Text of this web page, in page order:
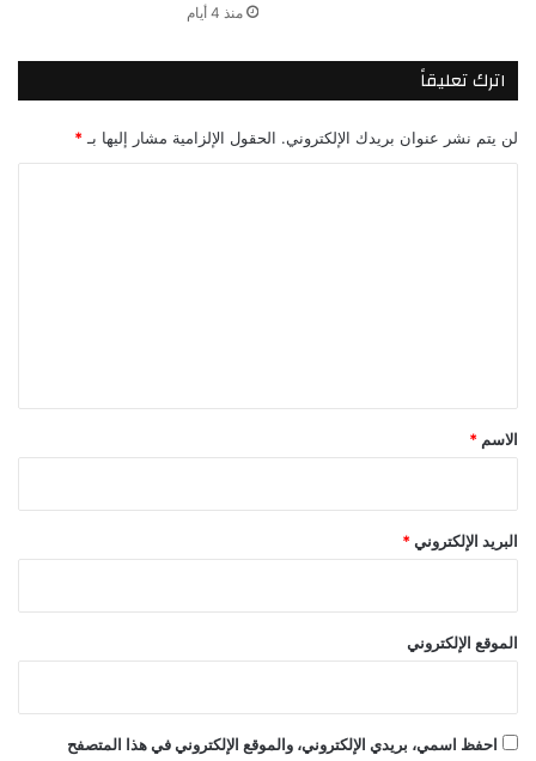
منذ 4 أيام
اترك تعليقاً
لن يتم نشر عنوان بريدك الإلكتروني. الحقول الإلزامية مشار إليها بـ *
*
الاسم *
البريد الإلكتروني *
الموقع الإلكتروني
احفظ اسمي، بريدي الإلكتروني، والموقع الإلكتروني في هذا المتصفح